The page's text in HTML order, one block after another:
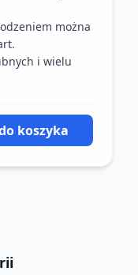
można
i wielu
koszyka